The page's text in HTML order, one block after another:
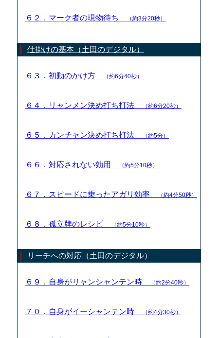
６２．マーク者の現物待ち （約3分20秒）
仕掛けの基本（土田のデジタル）
６３．初動のかけ方 （約6分40秒）
６４．リャンメン決め打ち打法 （約6分20秒）
６５．カンチャン決め打ち打法 （約5分）
６６．対応されない効用 （約5分10秒）
６７．スピードに乗ったアガリ効率 （約4分50秒）
６８．孤立牌のレシピ （約5分10秒）
リーチへの対応（土田のデジタル）
６９．自身がリャンシャンテン時 （約2分40秒）
７０．自身がイーシャンテン時 （約4分30秒）